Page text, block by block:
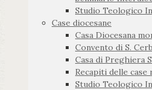
Studio Teologico
Case diocesane
Casa Diocesana
Convento di S.
Casa di Preghiera
Recapiti delle
Studio Teologico